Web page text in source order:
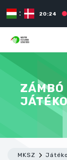
: 20:24
MKSZ